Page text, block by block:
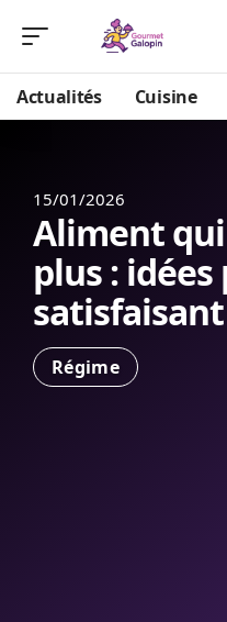
Actualités Cuisine
15/01/2026
Aliment
plus :
satisfaisant
Régime